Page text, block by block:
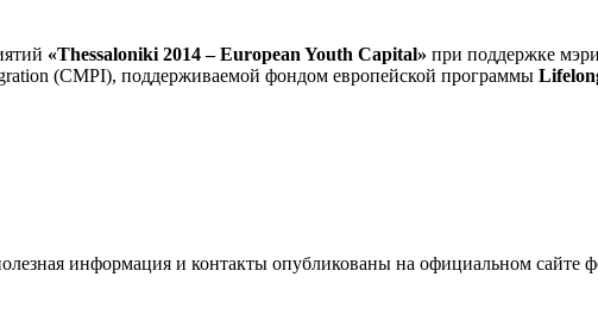
«Thessaloniki 2014 – European Youth Capital» при поддержке
(CMPI), поддерживаемой фондом европейской программы
информация и контакты опубликованы на официальном сайте